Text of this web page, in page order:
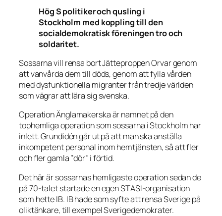
Hög S politiker och qusling i
Stockholm med koppling till den
socialdemokratisk föreningen tro och
soldaritet.
Sossarna vill rensa bort Jätteproppen Orvar genom
att vanvårda dem till döds, genom att fylla vården
med dysfunktionella migranter från tredje världen
som vägrar att lära sig svenska.
Operation Änglamakerska är namnet på den
tophemliga operation som sossarna i Stockholm har
inlett. Grundidén går ut på att man ska anställa
inkompetent personal inom hemtjänsten, så att fler
och fler gamla ”dör” i förtid.
Det här är sossarnas hemligaste operation sedan de
på 70-talet startade en egen STASI-organisation
som hette IB. IB hade som syfte att rensa Sverige på
oliktänkare, till exempel Sverigedemokrater.